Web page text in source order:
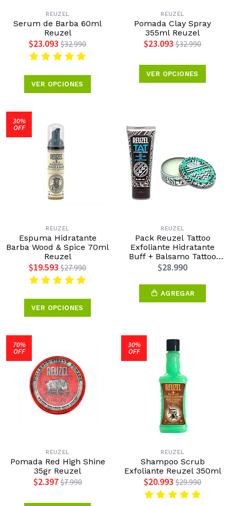
REUZEL
Serum de Barba 60ml
Reuzel
$23.093 $32.990
VER OPCIONES
REUZEL
Pomada Clay Spray
355ml Reuzel
$23.093 $32.990
VER OPCIONES
30%
OFF
REUZEL
Espuma Hidratante
Barba Wood & Spice 70ml
Reuzel
$19.593 $27.990
VER OPCIONES
REUZEL
Pack Reuzel Tattoo
Exfoliante Hidratante
Buff + Balsamo Tattoo
Reuzel
$28.990
AGREGAR
70%
OFF
REUZEL
Pomada Red High Shine
35gr Reuzel
$2.397 $7.990
30%
OFF
REUZEL
Shampoo Scrub
Exfoliante Reuzel 350ml
$20.993 $29.990